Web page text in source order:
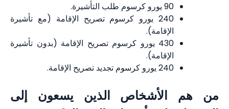
90 يورو كرسوم طلب التأشيرة.
240 يورو كرسوم تصريح الإقامة (مع تأشيرة
الإقامة).
430 يورو كرسوم تصريح الإقامة (بدون تأشيرة
الإقامة).
240 يورو كرسوم تجديد تصريح الإقامة.
من هم الأشخاص الذين يسعون إلى